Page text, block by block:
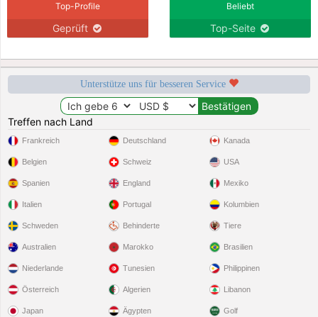
Top-Profile
Geprüft
Beliebt
Top-Seite
Unterstütze uns für besseren Service
Treffen nach Land
Frankreich
Belgien
Spanien
Italien
Schweden
Deutschland
Schweiz
England
Portugal
Behinderte
Kanada
USA
Mexiko
Kolumbien
Tiere
Australien
Niederlande
Österreich
Japan
Marokko
Tunesien
Algerien
Ägypten
Brasilien
Philippinen
Libanon
Golf